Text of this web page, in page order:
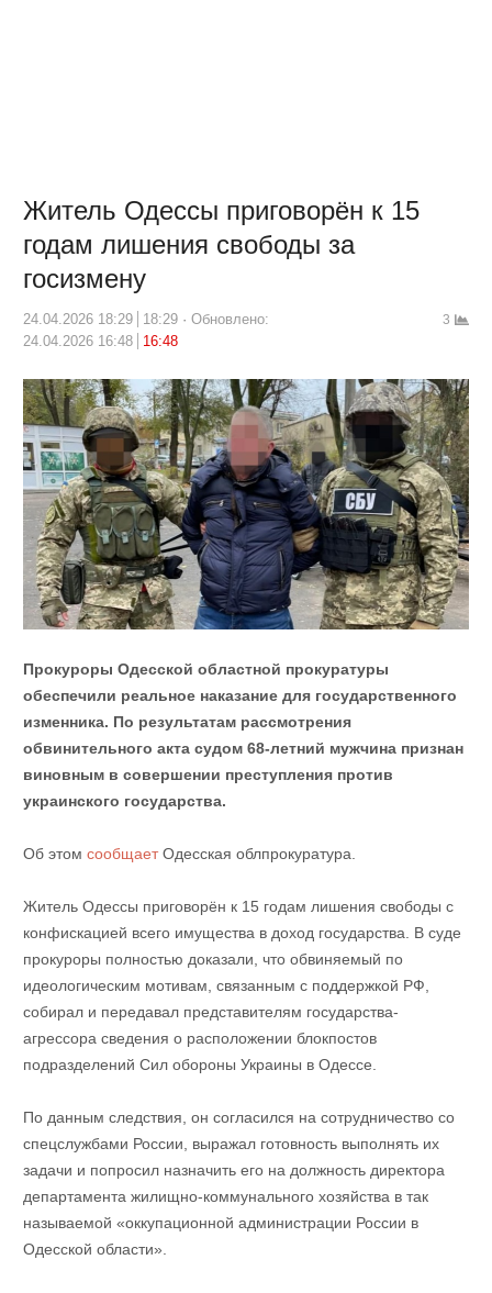
Житель Одессы приговорён к 15
годам лишения свободы за
госизмену
24.04.2026 18:29 18:29
Обновлено:
24.04.2026 16:48
16:48
3
Прокуроры Одесской областной прокуратуры
обеспечили реальное наказание для государственного
изменника. По результатам рассмотрения
обвинительного акта судом 68-летний мужчина признан
виновным в совершении преступления против
украинского государства.
Об этом сообщаетОдесская облпрокуратура.
Житель Одессы приговорён к 15 годам лишения свободы с
конфискацией всего имущества в доход государства. В суде
прокуроры полностью доказали, что обвиняемый по
идеологическим мотивам, связанным с поддержкой РФ,
собирал и передавал представителям государства-
агрессора сведения о расположении блокпостов
подразделений Сил обороны Украины в Одессе.
По данным следствия, он согласился на сотрудничество со
спецслужбами России, выражал готовность выполнять их
задачи и попросил назначить его на должность директора
департамента жилищно-коммунального хозяйства в так
называемой «оккупационной администрации России в
Одесской области».